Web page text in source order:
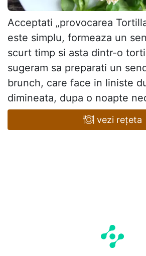
Acceptati „provocarea
este simplu, formeaza un
scurt timp si asta dintr-o
sugeram sa preparati un
brunch, care face in liniste
dimineata, dupa o noapte
vezi rețeta